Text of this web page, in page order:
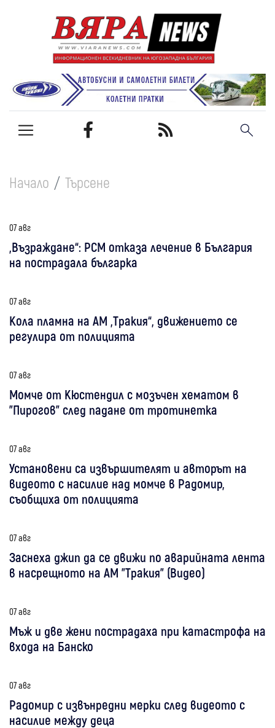
Начало Търсене
07 авг
„Възраждане“: РСМ отказа лечение в България
на пострадала българка
07 авг
Кола пламна на АМ „Тракия“, движението се
регулира от полицията
07 авг
Момче от Кюстендил с мозъчен хематом в
"Пирогов" след падане от тротинетка
07 авг
Установени са извършителят и авторът на
видеото с насилие над момче в Радомир,
съобщиха от полицията
07 авг
Заснеха джип да се движи по аварийната лента
в насрещното на АМ "Тракия" (Видео)
07 авг
Мъж и две жени пострадаха при катастрофа на
входа на Банско
07 авг
Радомир с извънредни мерки след видеото с
насилие между деца